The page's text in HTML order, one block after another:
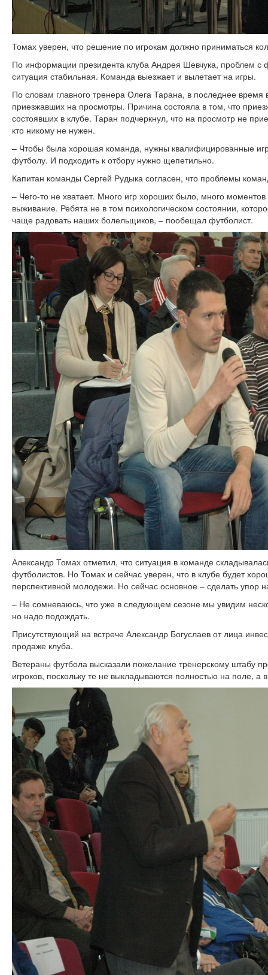
Томах уверен, что решение по игрокам должно приниматься
По информации президента клуба Андрея Шевчука, проблем
ситуация стабильная. Команда выезжает и вылетает на игры.
По словам главного тренера Олега Тарана, в последнее время
приезжавших на просмотры. Причина состояла в том, что
состоявших в клубе. Таран подчеркнул, что на просмотр не
кто никому не нужен.
– Чтобы была хорошая команда, нужны квалифицированные
футболу. И подходить к отбору нужно щепетильно.
Капитан команды Сергей Рудыка согласен, что проблемы
– Чего-то не хватает. Много игр хороших было, много
выживание. Ребята не в том психологическом состоянии,
чаще радовать наших болельщиков, – пообещал футболист.
Александр Томах отметил, что ситуация в команде
футболистов. Но Томах и сейчас уверен, что в клубе будет
перспективной молодежи. Но сейчас основное – сделать упор
– Не сомневаюсь, что уже в следующем сезоне мы увидим
но надо подождать.
Присутствующий на встрече Александр Богуслаев от лица
продаже клуба.
Ветераны футбола высказали пожелание тренерскому штабу
игроков, поскольку те не выкладываются полностью на поле, а